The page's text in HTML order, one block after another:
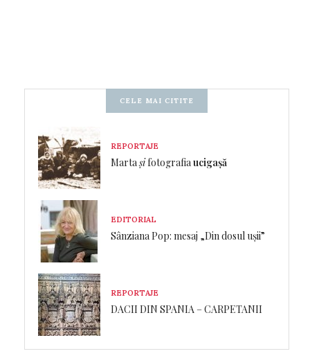
CELE MAI CITITE
REPORTAJE
Martașifotografiaucigașă
EDITORIAL
Sânziana Pop: mesaj „Din dosul ușii”
REPORTAJE
DACII DIN SPANIA – CARPETANII